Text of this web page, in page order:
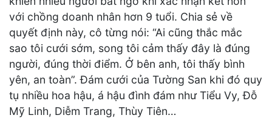
với chồng doanh nhân hơn 9 tuổi. Chia sẻ về
quyết định này, cô từng nói: “Ai cũng thắc mắc
sao tôi cưới sớm, song tôi cảm thấy đây là đúng
người, đúng thời điểm. Ở bên anh, tôi thấy bình
yên, an toàn”. Đám cưới của Tường San khi đó quy
tụ nhiều hoa hậu, á hậu đình đám như Tiểu Vy, Đỗ
Mỹ Linh, Diễm Trang, Thùy Tiên…